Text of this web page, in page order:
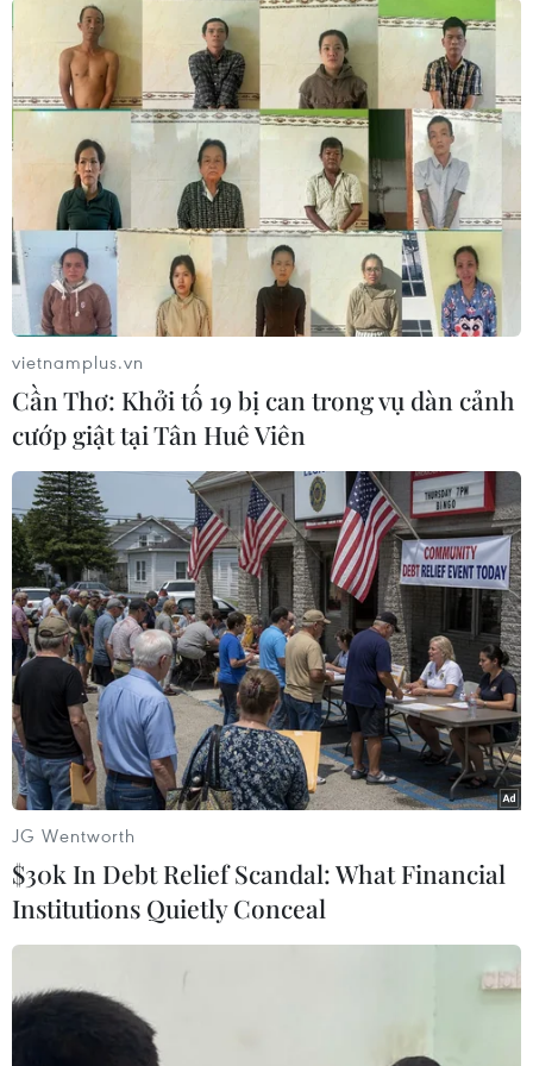
#U16 Việt Nam #Chung kết
#U16 Indonesia
#Link xem trực tiếp
Indonesia
Ông Kim Sang-sik trăn trở
gì về hàng phòng ngự
trước bán kết ASEAN Cup?
08/08/2026 00:13
ASEAN Cup 2026: Truyền
thông châu Á ca ngợi chiến
thắng của tuyển Việt Nam
07/08/2026 22:58
HLV Kim Sang-sik: 'Tôi
mong Đình Bắc vươn xa
hơn tầm Đông Nam Á'
ASEAN Cup 2026: Tuyển
bán kết với thành tích
vietnamplus.vn
Cần Thơ: Khởi tố 19 bị can trong vụ dàn cảnh
cướp giật tại Tân Huê Viên
JG Wentworth
$30k In Debt Relief Scandal: What Financial
Institutions Quietly Conceal